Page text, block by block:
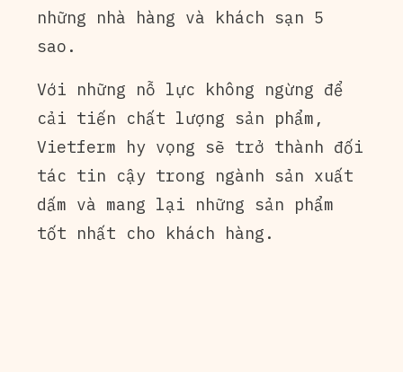
những nhà hàng và khách sạn 5
sao.
Với những nỗ lực không ngừng để
cải tiến chất lượng sản phẩm,
Vietferm hy vọng sẽ trở thành đối
tác tin cậy trong ngành sản xuất
dấm và mang lại những sản phẩm
tốt nhất cho khách hàng.